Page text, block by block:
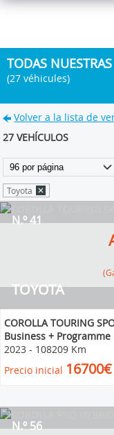
TODAS
(27 véhicules)
Volver a la lista de
27 VEHÍCULOS
Toyota
TOYOTA
N.º 41
COROLLA TOURING
Business +
2023 - 108209 Km
Precio inicial 16700€
N.º 56